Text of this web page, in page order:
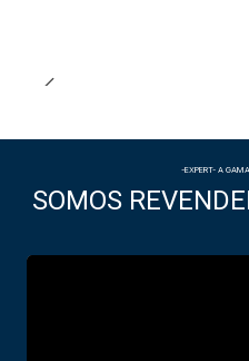
-EXPERT- A
SOMOS